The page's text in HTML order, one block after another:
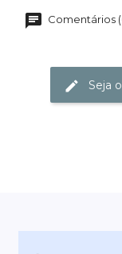
Comentários
Seja